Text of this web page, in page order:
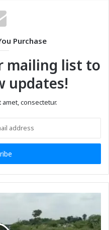
Purchase
mailing list to
updates!
consectetur.